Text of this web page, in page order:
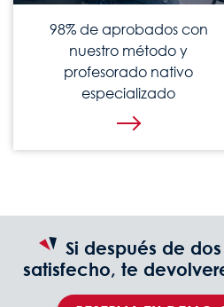
98% de aprobados con
nuestro método y
profesorado nativo
especializado
Si después de
satisfecho, te